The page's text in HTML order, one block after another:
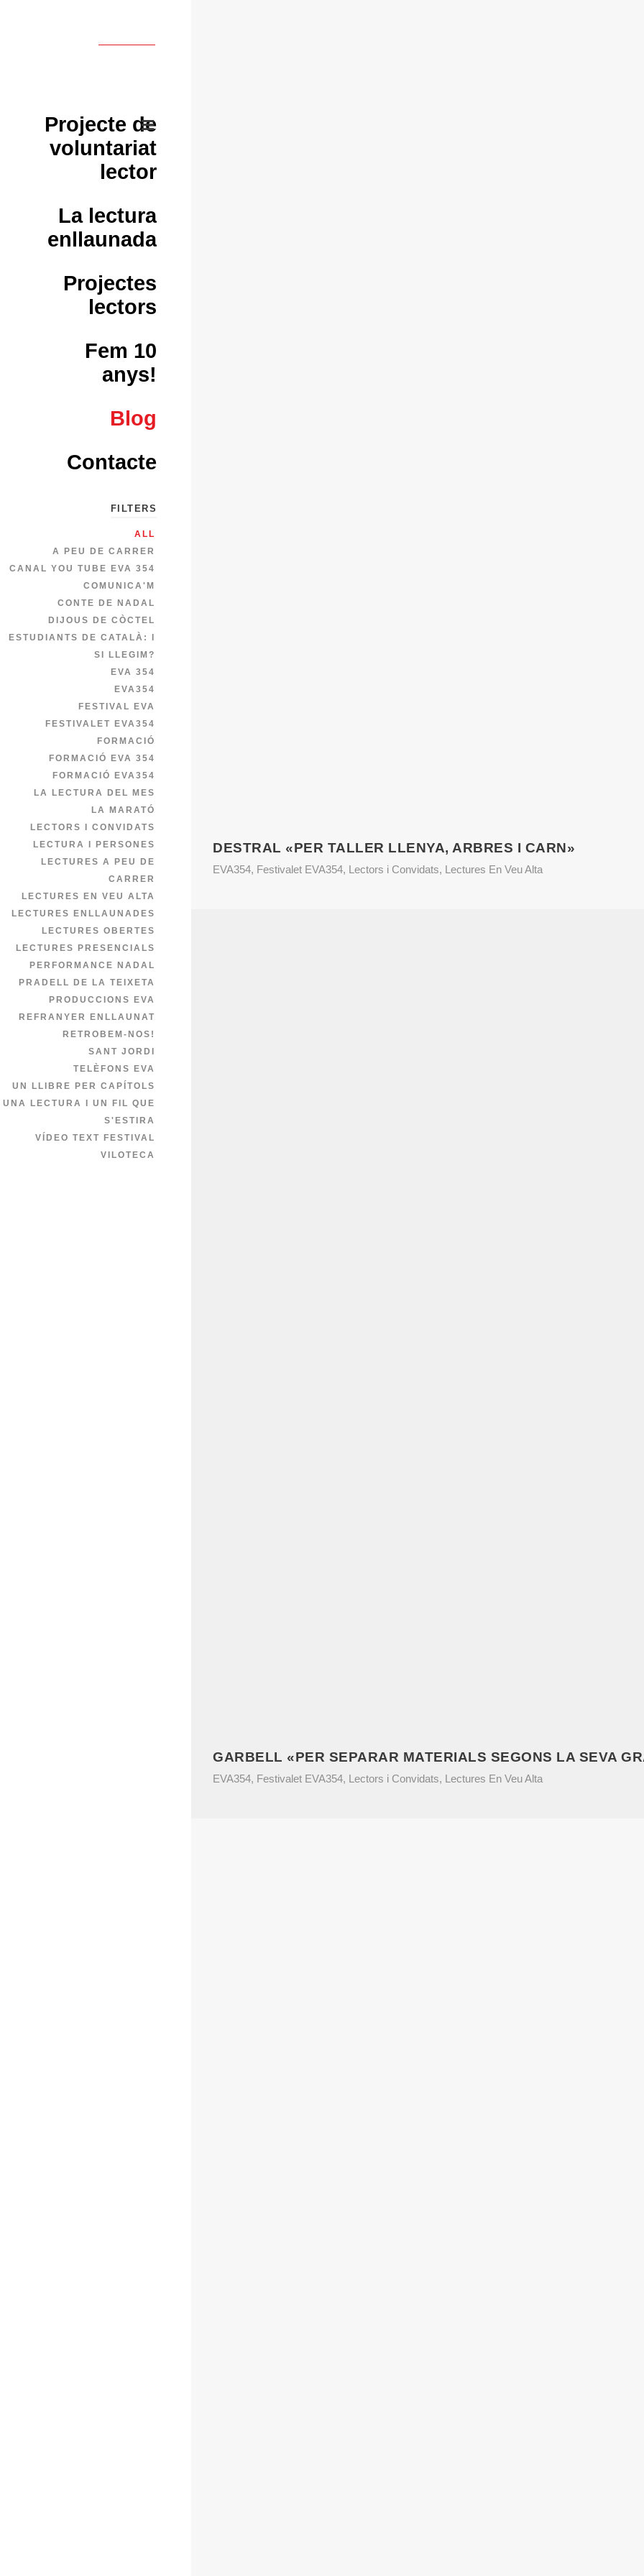
Projecte de
voluntariat
lector
La lectura
enllaunada
Projectes
lectors
Fem 10
anys!
Blog
Contacte
FILTERS
ALL
A PEU DE CARRER
CANAL YOU TUBE EVA 354
COMUNICA'M
CONTE DE NADAL
DIJOUS DE CÒCTEL
ESTUDIANTS DE CATALÀ: I
SI LLEGIM?
EVA 354
EVA354
FESTIVAL EVA
FESTIVALET EVA354
FORMACIÓ
FORMACIÓ EVA 354
FORMACIÓ EVA354
LA LECTURA DEL MES
LA MARATÓ
LECTORS I CONVIDATS
LECTURA I PERSONES
LECTURES A PEU DE
CARRER
LECTURES EN VEU ALTA
LECTURES ENLLAUNADES
LECTURES OBERTES
LECTURES PRESENCIALS
PERFORMANCE NADAL
PRADELL DE LA TEIXETA
PRODUCCIONS EVA
REFRANYER ENLLAUNAT
RETROBEM-NOS!
SANT JORDI
TELÈFONS EVA
UN LLIBRE PER CAPÍTOLS
UNA LECTURA I UN FIL QUE
S'ESTIRA
VÍDEO TEXT FESTIVAL
VILOTECA
DESTRAL «PER TALLER LLENYA, ARBRES I CARN»
EVA354, Festivalet EVA354, Lectors i Convidats, Lectures En Veu Alta
GARBELL «PER SEPARAR MATERIALS SEGONS LA SEVA
EVA354, Festivalet EVA354, Lectors i Convidats, Lectures En Veu Alta